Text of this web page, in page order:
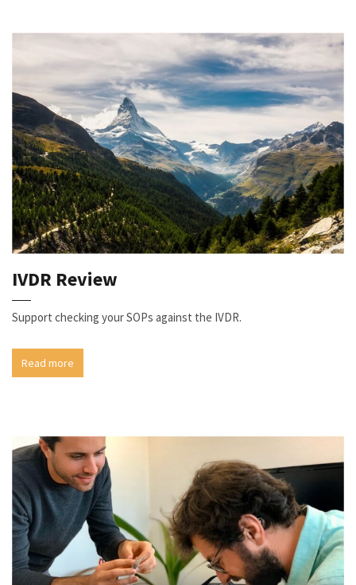
IVDR Review
Support checking your SOPs against the IVDR.
Read more